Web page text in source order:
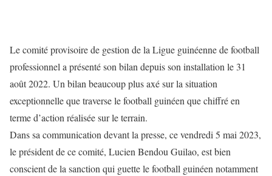
Le comité provisoire de gestion de la Ligue guinéenne de football
professionnel a présenté son bilan depuis son installation le 31
août 2022. Un bilan beaucoup plus axé sur la situation
exceptionnelle que traverse le football guinéen que chiffré en
terme d’action réalisée sur le terrain.
Dans sa communication devant la presse, ce vendredi 5 mai 2023,
le président de ce comité, Lucien Bendou Guilao, est bien
conscient de la sanction qui guette le football guinéen notamment